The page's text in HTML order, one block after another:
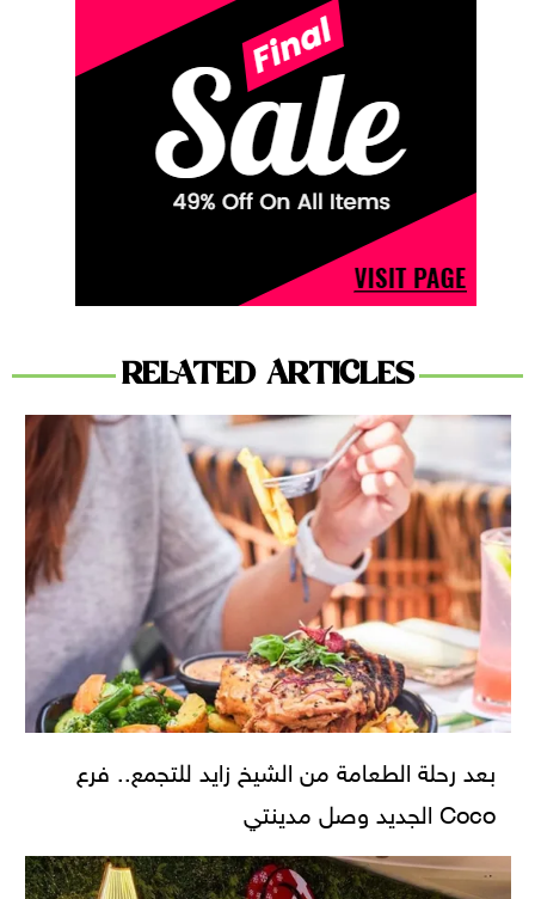
RELATED ARTICLES
بعد رحلة الطعامة من الشيخ زايد للتجمع.. فرع
Coco الجديد وصل مدينتي